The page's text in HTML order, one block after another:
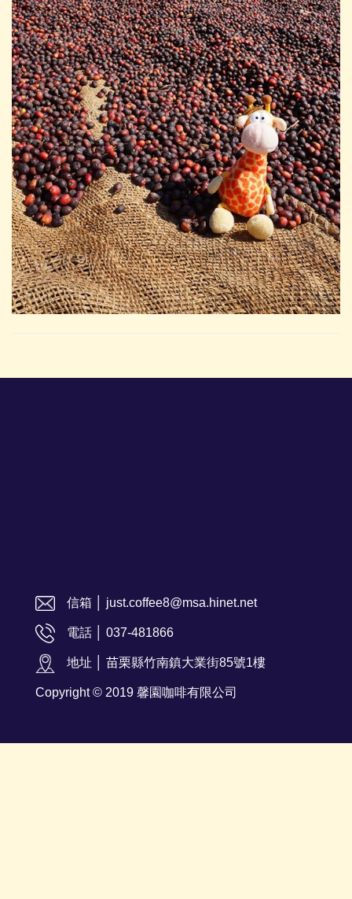
信箱 │ just.coffee8@msa.hinet.net
電話 │ 037-481866
地址 │ 苗栗縣竹南鎮大業街85號1樓
Copyright © 2019 馨園咖啡有限公司